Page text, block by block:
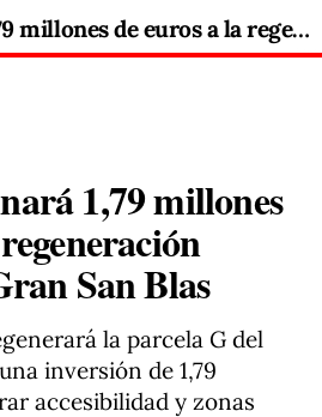
Madrid destinará 1,79 millones de euros a la regeneración integral del Gran San Blas
1,79 millones
San Blas
la parcela G del
inversión de 1,79
accesibilidad y zonas